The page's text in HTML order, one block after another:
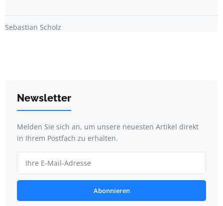
Sebastian Scholz
Newsletter
Melden Sie sich an, um unsere neuesten Artikel direkt
in Ihrem Postfach zu erhalten.
Abonnieren